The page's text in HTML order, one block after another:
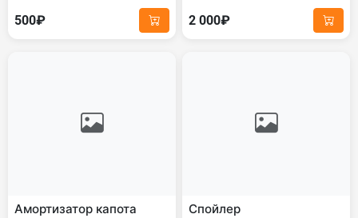
500₽ 2 000₽
Амортизатор капота Спойлер